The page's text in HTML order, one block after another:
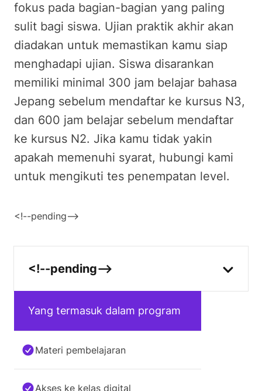
fokus pada bagian-bagian yang paling
sulit bagi siswa. Ujian praktik akhir akan
diadakan untuk memastikan kamu siap
menghadapi ujian. Siswa disarankan
memiliki minimal 300 jam belajar bahasa
Jepang sebelum mendaftar ke kursus N3,
dan 600 jam belajar sebelum mendaftar
ke kursus N2. Jika kamu tidak yakin
apakah memenuhi syarat, hubungi kami
untuk mengikuti tes penempatan level.
<!--pending-->
<!--pending-->
Yang termasuk dalam program
Materi pembelajaran
Akses ke kelas digital